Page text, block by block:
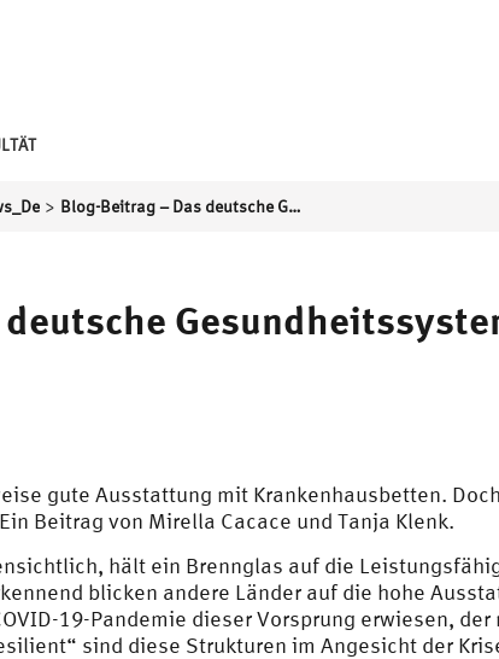
> Blog-Beitrag – Das deutsche Gesundheitssystem im internationalen Vergleich
deutsche
gute Ausstattung mit Krankenhausbetten.
Beitrag von Mirella Cacace und Tanja Klenk.
hält ein Brennglas auf die
blicken andere Länder auf die hohe
19-Pandemie dieser Vorsprung erwiesen,
sind diese Strukturen im Angesicht der